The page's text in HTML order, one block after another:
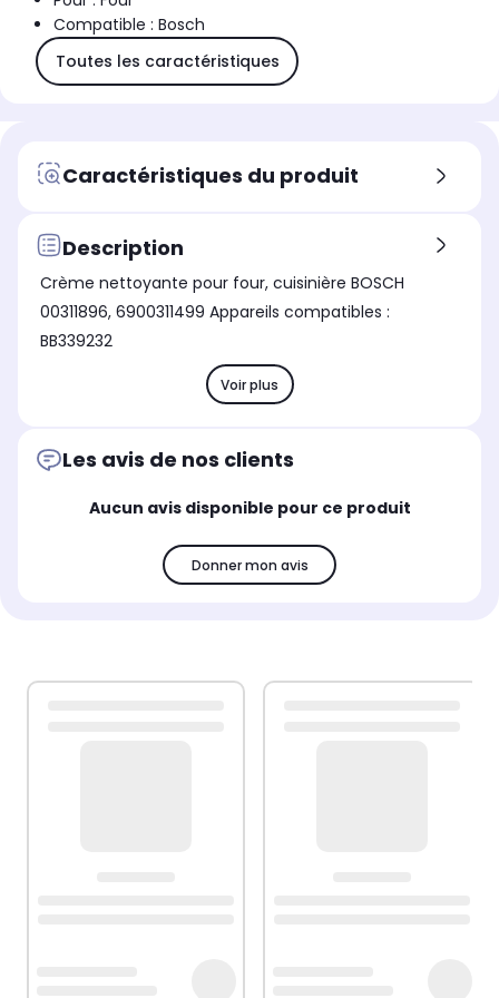
Compatible : Bosch
Toutes les caractéristiques
Caractéristiques du produit
Description
Crème nettoyante pour four, cuisinière BOSCH
00311896, 6900311499 Appareils compatibles :
BB339232
Voir plus
Les avis de nos clients
Aucun avis disponible pour ce produit
Donner mon avis